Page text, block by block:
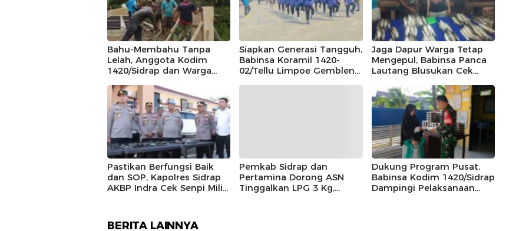
Bahu-Membahu Tanpa
Lelah, Anggota Kodim
1420/Sidrap dan Warga
Pembangunan Dekker
Jembatan Beton
Siapkan Generasi Tangguh,
Babinsa Koramil 1420-
02/Tellu Limpoe Gembleng
Jaga Dapur Warga Tetap
Mengepul, Babinsa Panca
Lautang Blusukan Cek
Sentral Bilokka
Pastikan Berfungsi Baik
dan SOP, Kapolres Sidrap
AKBP Indra Cek Senpi Milik
Pemkab Sidrap dan
Pertamina Dorong ASN
Tinggalkan LPG 3 Kg,
Dukung Program Pusat,
Babinsa Kodim 1420/Sidrap
Dampingi Pelaksanaan
BERITA LAINNYA